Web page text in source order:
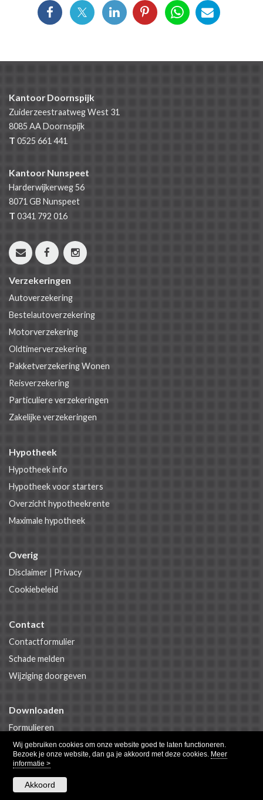
Wij gebruiken cookies om onze website goed te laten functioneren.
Bezoek je onze website, dan ga je akkoord met deze cookies. Meer
informatie >
Akkoord
Kantoor Doornspijk
Zuiderzeestraatweg West 31
8085 AADoornspijk
T 0525 661 441
Kantoor Nunspeet
Harderwijkerweg 56
8071 GB Nunspeet
T 0341 792 016
Verzekeringen
Autoverzekering
Bestelautoverzekering
Motorverzekering
Oldtimerverzekering
Pakketverzekering Wonen
Reisverzekering
Particuliere verzekeringen
Zakelijke verzekeringen
Hypotheek
Hypotheek info
Hypotheek voor starters
Overzicht hypotheekrente
Maximale hypotheek
Overig
Disclaimer | Privacy
Cookiebeleid
Contact
Contactformulier
Schade melden
Wijziging doorgeven
Downloaden
Formulieren
Polisvoorwaarden